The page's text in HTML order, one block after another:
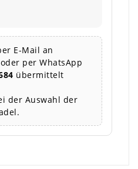
E-Mail an
oder per WhatsApp
übermittelt
der Auswahl der